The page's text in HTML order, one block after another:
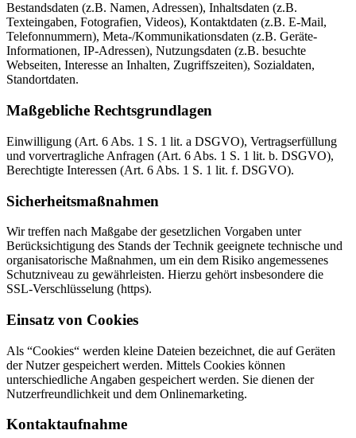
Bestandsdaten (z.B. Namen, Adressen), Inhaltsdaten (z.B.
Texteingaben, Fotografien, Videos), Kontaktdaten (z.B. E-Mail,
Telefonnummern), Meta-/Kommunikationsdaten (z.B. Geräte-
Informationen, IP-Adressen), Nutzungsdaten (z.B. besuchte
Webseiten, Interesse an Inhalten, Zugriffszeiten), Sozialdaten,
Standortdaten.
Maßgebliche Rechtsgrundlagen
Einwilligung (Art. 6 Abs. 1 S. 1 lit. a DSGVO), Vertragserfüllung
und vorvertragliche Anfragen (Art. 6 Abs. 1 S. 1 lit. b. DSGVO),
Berechtigte Interessen (Art. 6 Abs. 1 S. 1 lit. f. DSGVO).
Sicherheitsmaßnahmen
Wir treffen nach Maßgabe der gesetzlichen Vorgaben unter
Berücksichtigung des Stands der Technik geeignete technische und
organisatorische Maßnahmen, um ein dem Risiko angemessenes
Schutzniveau zu gewährleisten. Hierzu gehört insbesondere die
SSL-Verschlüsselung (https).
Einsatz von Cookies
Als “Cookies“ werden kleine Dateien bezeichnet, die auf Geräten
der Nutzer gespeichert werden. Mittels Cookies können
unterschiedliche Angaben gespeichert werden. Sie dienen der
Nutzerfreundlichkeit und dem Onlinemarketing.
Kontaktaufnahme